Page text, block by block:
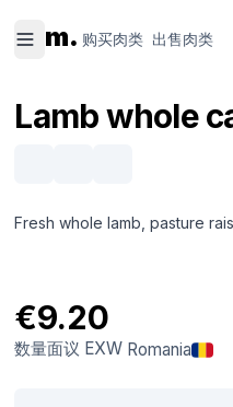
m. 购买肉类 出售肉类
Lamb whole
Fresh whole lamb, pasture
€9.20
数量面议 EXW Romania